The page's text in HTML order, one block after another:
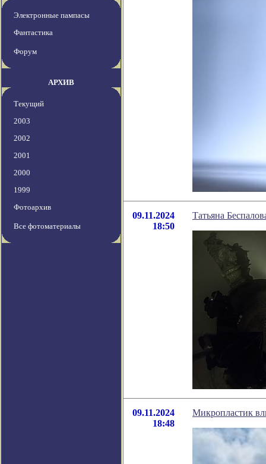
Электронные пампасы
Фантастика
Форум
АРХИВ
Текущий
2003
2002
2001
2000
1999
Фотоархив
Все фотоматериалы
09.11.2024
18:50
Татьяна
09.11.2024
18:48
Микропластик